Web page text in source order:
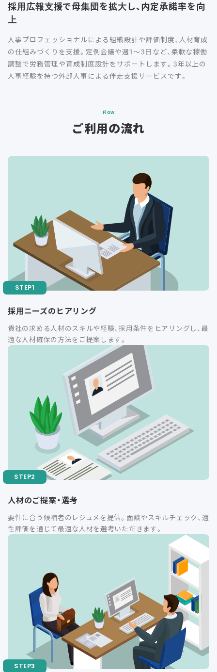
採用広報支援で母集団を拡大し、内定承諾率を向
上
人事プロフェッショナルによる組織設計や評価制度、人材育成
の仕組みづくりを支援。定例会議や週1～3日など、柔軟な稼働
調整で労務管理や育成制度設計をサポートします。3年以上の
人事経験を持つ外部人事による伴走支援サービスです。
Flow
ご利用の流れ
採用ニーズのヒアリング
貴社の求める人材のスキルや経験、採用条件をヒアリングし、最
適な人材確保の方法をご提案します。
人材のご提案・選考
要件に合う候補者のレジュメを提供。面談やスキルチェック、適
性評価を通じて最適な人材を選考いただきます。